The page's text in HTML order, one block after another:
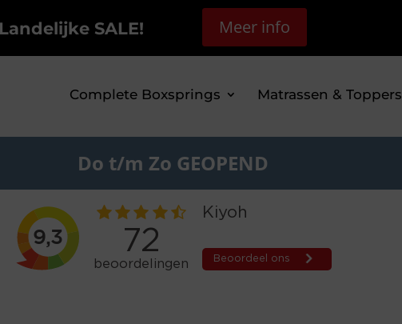
Landelijke SALE! Meer info
Complete Boxsprings Matrassen & Toppers
Do t/m Zo GEOPEND